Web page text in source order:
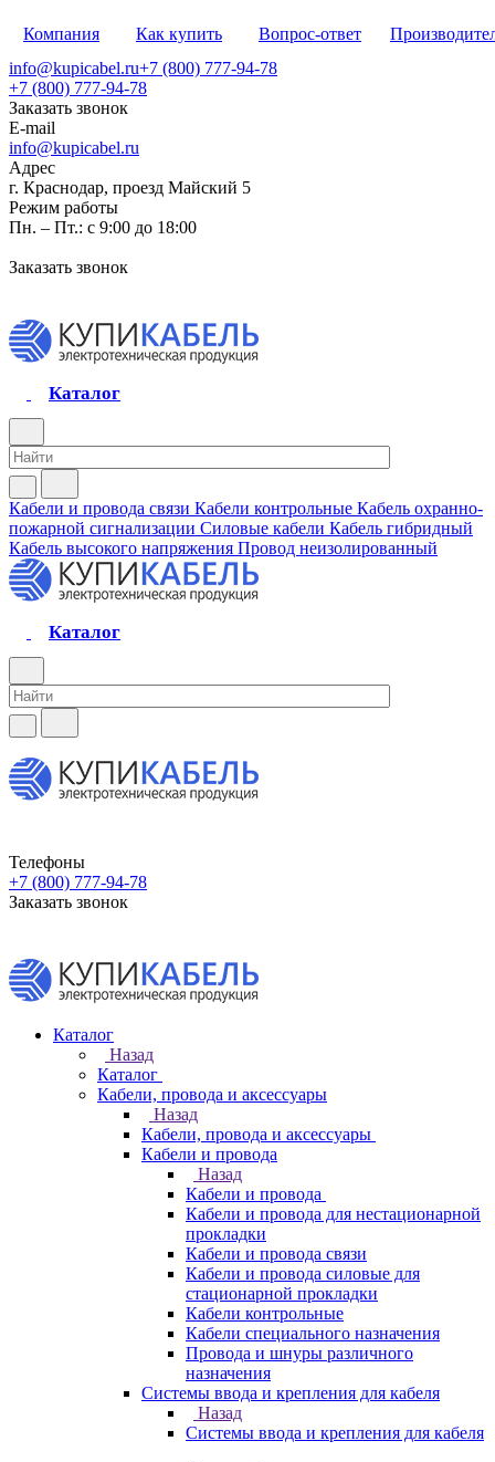
Компания Как купить Вопрос-ответ
info@kupicabel.ru+7 (800) 777-94-78
+7 (800) 777-94-78
Заказать звонок
E-mail
info@kupicabel.ru
Адрес
г. Краснодар, проезд Майский 5
Режим работы
Пн. – Пт.: с 9:00 до 18:00
Заказать звонок
Каталог
Кабели и провода связи Кабели контрольные Кабель охранно-
пожарной сигнализации Силовые кабели Кабель гибридный
Кабель высокого напряжения Провод неизолированный
Каталог
Телефоны
+7 (800) 777-94-78
Заказать звонок
Каталог
Назад
Каталог
Кабели, провода и аксессуары
Назад
Кабели, провода и аксессуары
Кабели и провода
Назад
Кабели и провода
Кабели и провода для нестационарной
прокладки
Кабели и провода связи
Кабели и провода силовые для
стационарной прокладки
Кабели контрольные
Кабели специального назначения
Провода и шнуры различного
назначения
Системы ввода и крепления для кабеля
Назад
Системы ввода и крепления для кабеля